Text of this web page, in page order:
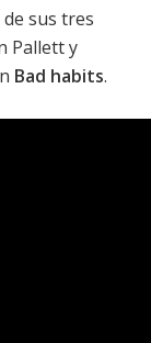
sus tres
Pallett y
Bad habits.